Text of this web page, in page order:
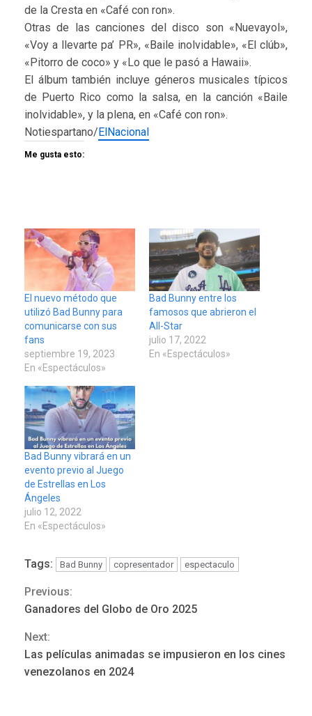
de la Cresta en «Café con ron».
Otras de las canciones del disco son «Nuevayol»,
«Voy a llevarte pa’ PR», «Baile inolvidable», «El clúb»,
«Pitorro de coco» y «Lo que le pasó a Hawaii».
El álbum también incluye géneros musicales típicos
de Puerto Rico como la salsa, en la canción «Baile
inolvidable», y la plena, en «Café con ron».
Notiespartano/ElNacional
Me gusta esto:
El nuevo método que
utilizó Bad Bunny para
comunicarse con sus
fans
septiembre 19, 2023
En «Espectáculos»
Bad Bunny entre los
famosos que abrieron el
All-Star
julio 17, 2022
En «Espectáculos»
Bad Bunny vibrará en un
evento previo al Juego
de Estrellas en Los
Ángeles
julio 12, 2022
En «Espectáculos»
Tags: Bad Bunny copresentador espectaculo
Continue
Reading
Previous:
Ganadores del Globo de Oro 2025
Next:
Las películas animadas se impusieron en los cines
venezolanos en 2024
3
ÚLTIMA HORA
diálogo en Venezuela